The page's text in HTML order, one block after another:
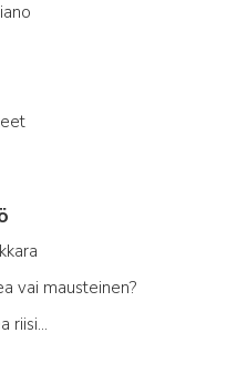
vai mausteinen?
riisi...